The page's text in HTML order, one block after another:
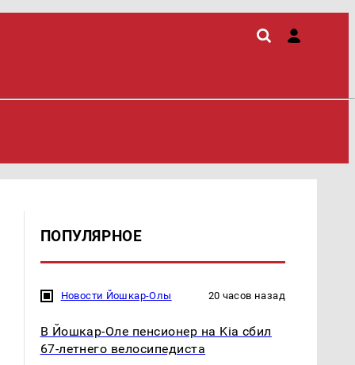
ПОПУЛЯРНОЕ
Новости Йошкар-Олы 20 часов назад
В Йошкар-Оле пенсионер на Kia сбил
67-летнего велосипедиста